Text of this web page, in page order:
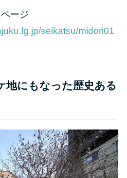
ージ
seikatsu/midori01
地にもなった歴史ある